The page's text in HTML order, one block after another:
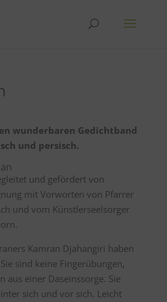
wunderbaren Gedichtband
und persisch.
und gefördert von
mit Vorworten von Pfarrer
und vom Künstlerseelsorger
Kamran Djahangiri haben
sind keine Fingerübungen,
aus einer Daseinssorge. Sie
sich und vor sich. Leicht